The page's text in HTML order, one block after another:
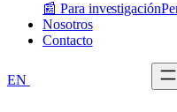
📰 Para investigación
Nosotros
Contacto
EN